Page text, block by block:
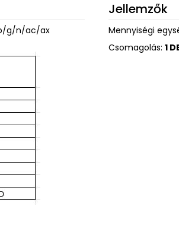
b/g/n/ac/ax
Jellemzők
Mennyiségi
Csomagolás: 1